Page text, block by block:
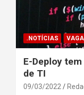
.NOTÍCIAS
E-Deploy
de TI
09/03/2022